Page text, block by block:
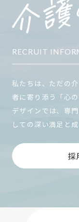
RECRUIT
私たちは、ただの
者に寄り添う「心
デザインでは、専
しての深い満足と
採